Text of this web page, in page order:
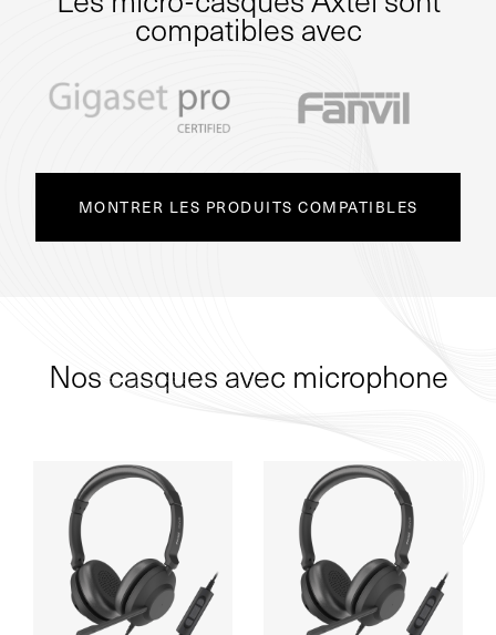
compatibles avec
MONTRER LES PRODUITS COMPATIBLES
Nos casques avec microphone